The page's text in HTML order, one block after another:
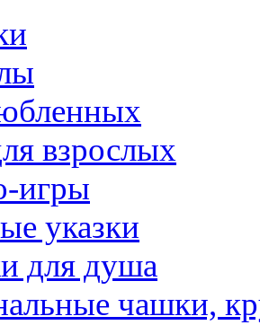
взрослых
игры
указки
для душа
чашки,